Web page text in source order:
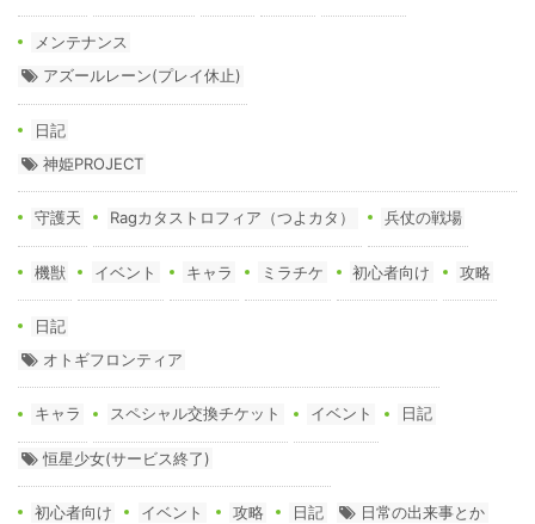
メンテナンス
アズールレーン(プレイ休止)
日記
神姫PROJECT
守護天 Ragカタストロフィア（つよカタ） 兵仗の戦場
機獣 イベント キャラ ミラチケ 初心者向け 攻略
日記
オトギフロンティア
キャラ スペシャル交換チケット イベント 日記
恒星少女(サービス終了)
初心者向け イベント 攻略 日記 日常の出来事とか